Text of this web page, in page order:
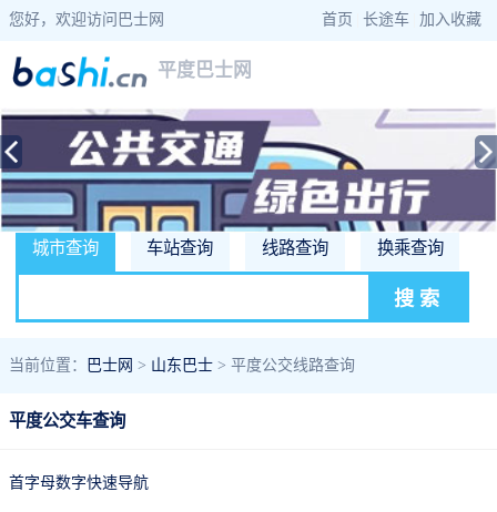
您好，欢迎访问巴士网 首页 长途车 加入收藏
平度巴士网
城市查询 车站查询 线路查询 换乘查询
当前位置： 巴士网 > 山东巴士 > 平度公交线路查询
平度公交车查询
首字母数字快速导航